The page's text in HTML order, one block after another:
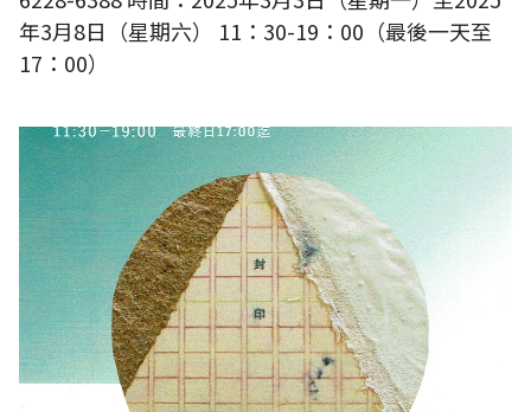
年3月8日（星期六） 11：30-19：00（最後一天至
17：00）
《磯島泰三展》〈封印〉-日本東京檜畫廊